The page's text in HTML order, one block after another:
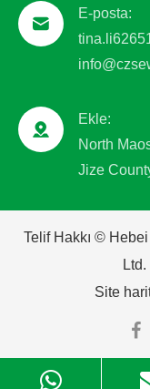
E-posta:
Ekle:
North
Jize
Telif Hakkı ©
Ltd.
Site